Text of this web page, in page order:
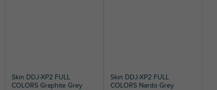
Skin DDJ-XP2 FULL
COLORS Graphite Grey
Skin DDJ-XP2 FULL
COLORS Nardo Grey